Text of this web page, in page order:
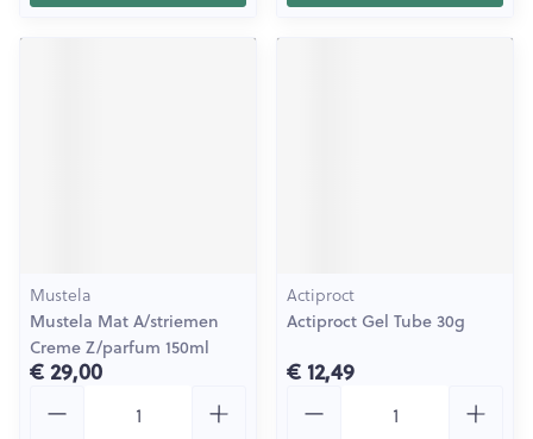
Mustela
Mustela Mat A/striemen
Creme Z/parfum 150ml
€ 29,00
Actiproct
Actiproct Gel Tube 30g
€ 12,49